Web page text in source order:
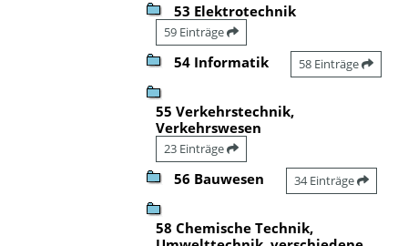
53 Elektrotechnik
59 Einträge
54 Informatik 58 Einträge
55 Verkehrstechnik,
Verkehrswesen
23 Einträge
56 Bauwesen 34 Einträge
58 Chemische Technik,